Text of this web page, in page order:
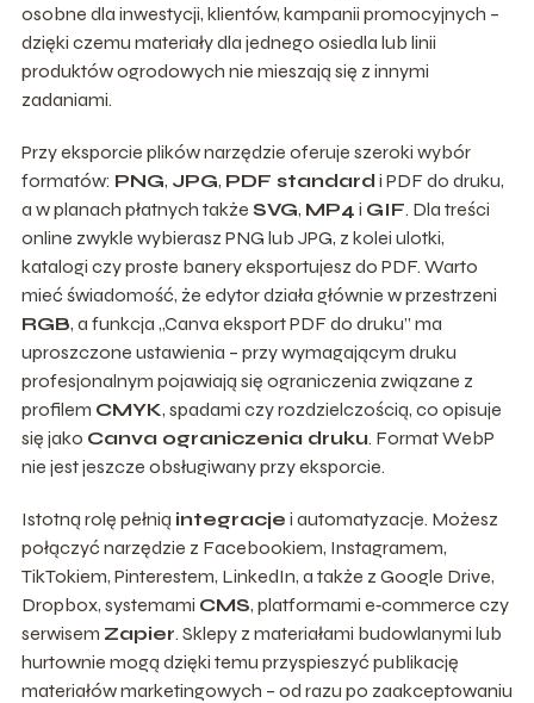
osobne dla inwestycji, klientów, kampanii promocyjnych –
dzięki czemu materiały dla jednego osiedla lub linii
produktów ogrodowych nie mieszają się z innymi
zadaniami.
Przy eksporcie plików narzędzie oferuje szeroki wybór
formatów: PNG, JPG, PDF standard i PDF do druku,
a w planach płatnych także SVG, MP4 i GIF. Dla treści
online zwykle wybierasz PNG lub JPG, z kolei ulotki,
katalogi czy proste banery eksportujesz do PDF. Warto
mieć świadomość, że edytor działa głównie w przestrzeni
RGB, a funkcja „Canva eksport PDF do druku” ma
uproszczone ustawienia – przy wymagającym druku
profesjonalnym pojawiają się ograniczenia związane z
profilem CMYK, spadami czy rozdzielczością, co opisuje
się jako Canva ograniczenia druku. Format WebP
nie jest jeszcze obsługiwany przy eksporcie.
Istotną rolę pełnią integracje i automatyzacje. Możesz
połączyć narzędzie z Facebookiem, Instagramem,
TikTokiem, Pinterestem, LinkedIn, a także z Google Drive,
Dropbox, systemami CMS, platformami e‑commerce czy
serwisem Zapier. Sklepy z materiałami budowlanymi lub
hurtownie mogą dzięki temu przyspieszyć publikację
materiałów marketingowych – od razu po zaakceptowaniu